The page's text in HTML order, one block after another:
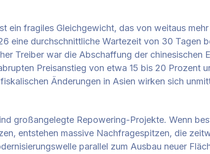
ein fragiles Gleichgewicht, das von weitaus
eine durchschnittliche Wartezeit von 30 Tagen
Treiber war die Abschaffung der chinesischen
Preisanstieg von etwa 15 bis 20 Prozent
Änderungen in Asien wirken sich
großangelegte Repowering-Projekte. Wenn
entstehen massive Nachfragespitzen, die
parallel zum Ausbau neuer